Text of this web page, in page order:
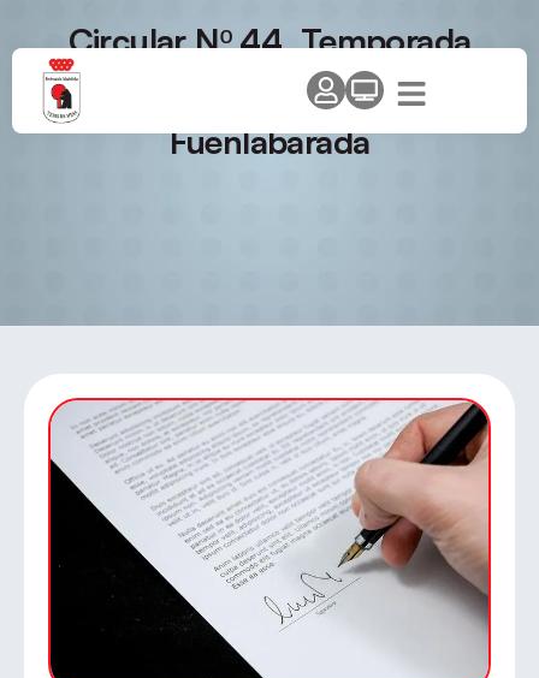
Circular Nº 44. Temporada
2008/2009. X Torneo
Internacional Villa de
Fuenlabarada